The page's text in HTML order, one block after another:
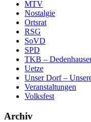
MTV
Nostalgie
Ortsrat
RSG
SoVD
SPD
TKB –
Uetze
Unser Dorf –
Veranstaltungen
Volksfest
Archiv